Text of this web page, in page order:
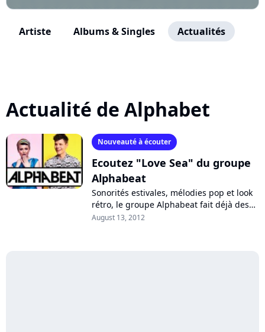
Artiste Albums & Singles Actualités
Actualité de Alphabet
Nouveauté à écouter
Ecoutez "Love Sea" du groupe
Alphabeat
Sonorités estivales, mélodies pop et look
rétro, le groupe Alphabeat fait déjà des
ravages en Europe. D'origines danoises,
August 13, 2012